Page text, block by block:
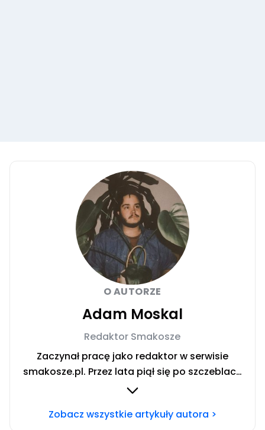
O AUTORZE
Adam Moskal
Redaktor Smakosze
Zaczynał pracę jako redaktor w serwisie
smakosze.pl. Przez lata piął się po szczeblach
przez stanowiska wydawnicze, w serwisach
oraz papilot.pl. Przez ponad rok dbał o serwis
Zobacz wszystkie artykuły autora >